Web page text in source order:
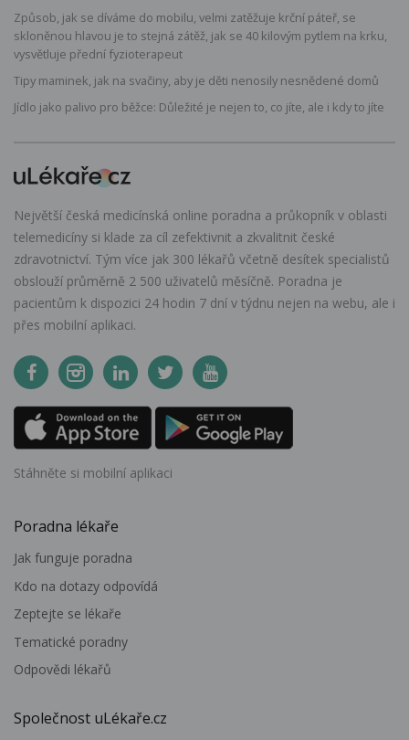
Způsob, jak se díváme do mobilu, velmi zatěžuje krční páteř, se
skloněnou hlavou je to stejná zátěž, jak se 40 kilovým pytlem na krku,
vysvětluje přední fyzioterapeut
Tipy maminek, jak na svačiny, aby je děti nenosily nesnědené domů
Jídlo jako palivo pro běžce: Důležité je nejen to, co jíte, ale i kdy to jíte
Největší česká medicínská online poradna a průkopník v oblasti
telemedicíny si klade za cíl zefektivnit a zkvalitnit české
zdravotnictví. Tým více jak 300 lékařů včetně desítek specialistů
obslouží průměrně 2 500 uživatelů měsíčně. Poradna je
pacientům k dispozici 24 hodin 7 dní v týdnu nejen na webu, ale i
přes mobilní aplikaci.
Stáhněte si mobilní aplikaci
Poradna lékaře
Jak funguje poradna
Kdo na dotazy odpovídá
Zeptejte se lékaře
Tematické poradny
Odpovědi lékařů
Společnost uLékaře.cz